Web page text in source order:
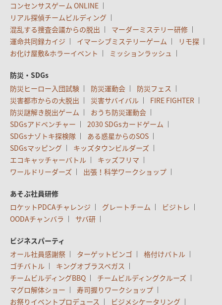
コンセンサスゲーム ONLINE
リアル探偵チームビルディング
混乱する捜査会議からの脱出
マーダーミステリー研修
運命共同録カイジ
イマーシブミステリーゲーム
リモ探
お化け屋敷&ホラーイベント
ミッションラッシュ
防災・SDGs
防災ヒーロー入団試験
防災運動会
防災フェス
災害都市からの大脱出
災害サバイバル
FIRE FIGHTER
防災謎解き脱出ゲーム
おうち防災運動会
SDGsアドベンチャー
2030 SDGsカードゲーム
SDGsナゾトキ探検隊
ある惑星からのSOS
SDGsマッピング
キッズタウンビルダーズ
エコキャッチャーバトル
キッズフリマ
ワールドリーダーズ
出張！科学ワークショップ
あそぶ社員研修
ロケットPDCAチャレンジ
グレートチーム
ビジトレ
OODAチャンバラ
サバ研
ビジネスパーティ
オール社員感謝祭
ターゲットビンゴ
格付けバトル
ゴチバトル
キングオブラスベガス
チームビルディングBBQ
チームビルディングクルーズ
マグロ解体ショー
寿司握りワークショップ
お祭りイベントプロデュース
ビジメシケータリング